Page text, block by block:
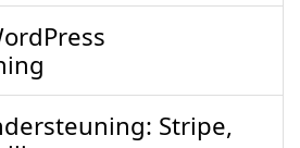
Stripe,